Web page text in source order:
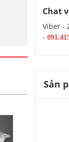
Chat
Viber -
-
Sản